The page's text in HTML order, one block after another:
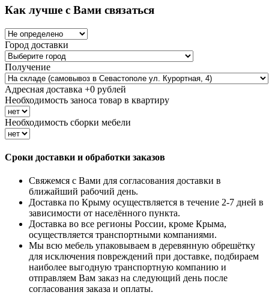
Как лучше с Вами связаться
Город доставки
Получение
Адресная доставка +0 рублей
Необходимость заноса товар в квартиру
Необходимость сборки мебели
Сроки доставки и обработки заказов
Свяжемся с Вами для согласования доставки в
ближайший рабочий день.
Доставка по Крыму осуществляется в течение 2-7 дней в
зависимости от населённого пункта.
Доставка во все регионы России, кроме Крыма,
осуществляется транспортными компаниями.
Мы всю мебель упаковываем в деревянную обрешётку
для исключения повреждений при доставке, подбираем
наиболее выгодную транспортную компанию и
отправляем Вам заказ на следующий день после
согласования заказа и оплаты.